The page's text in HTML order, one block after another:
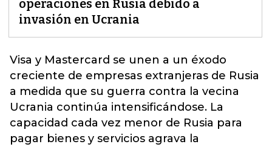
operaciones en Rusia debido a
invasión en Ucrania
Visa y Mastercard se unen a un éxodo
creciente de empresas extranjeras de Rusia
a medida que su guerra contra la vecina
Ucrania continúa intensificándose. La
capacidad cada vez menor de Rusia para
pagar bienes y servicios agrava la